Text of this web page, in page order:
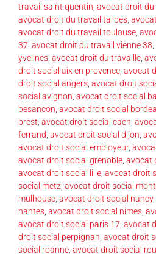
travail saint quentin, avocat droit du
avocat droit du travail tarbes,
avocat droit du travail toulouse,
37, avocat droit du travail vienne 38,
yvelines, avocat droit du travaille,
droit social aix en provence, avocat
droit social angers, avocat droit
social avignon, avocat droit social
besancon, avocat droit social
brest, avocat droit social caen,
ferrand, avocat droit social dijon,
avocat droit social employeur,
avocat droit social grenoble, avocat
avocat droit social lille, avocat droit
social metz, avocat droit social
mulhouse, avocat droit social nancy,
nantes, avocat droit social nimes,
avocat droit social paris 17, avocat
droit social perpignan, avocat droit
social roanne, avocat droit social